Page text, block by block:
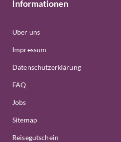
Informationen
Über uns
Impressum
Datenschutzerklärung
FAQ
Jobs
Sitemap
Reisegutschein